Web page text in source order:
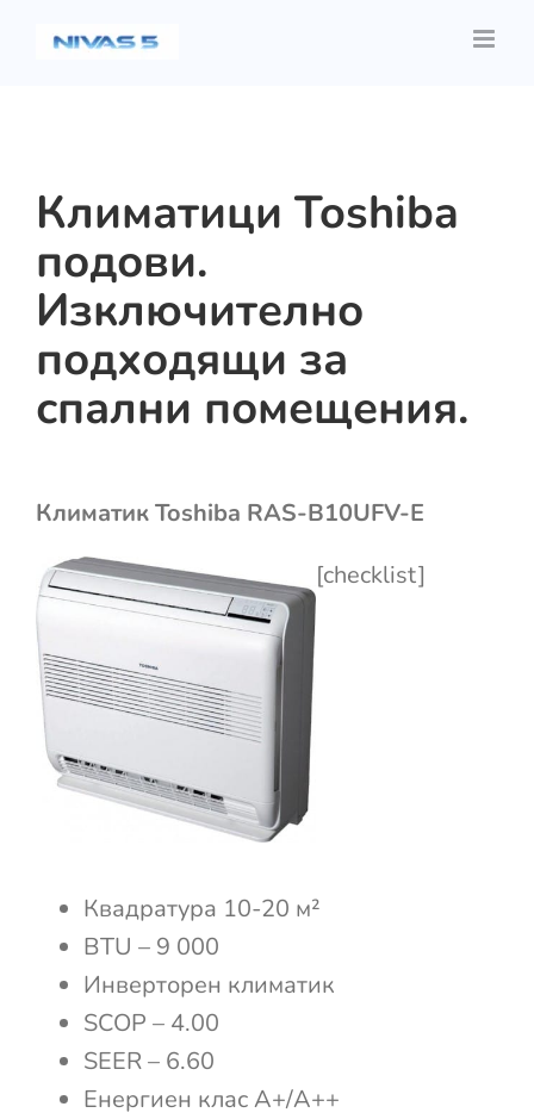
Климатици Toshiba
подови.
Изключително
подходящи за
спални помещения.
Климатик Toshiba RAS-B10UFV-E
[checklist]
Квадратура 10-20 м²
BTU – 9 000
Инверторен климатик
SCOP – 4.00
SEER – 6.60
Енергиен клас А+/А++